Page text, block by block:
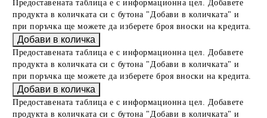
Предоставената таблица е с информационна цел. Добавете
продукта в количката си с бутона "Добави в количката" и
при поръчка ще можете да изберете броя вноски на кредита.
Предоставената таблица е с информационна цел. Добавете
продукта в количката си с бутона "Добави в количката" и
при поръчка ще можете да изберете броя вноски на кредита.
Предоставената таблица е с информационна цел. Добавете
продукта в количката си с бутона "Добави в количката" и